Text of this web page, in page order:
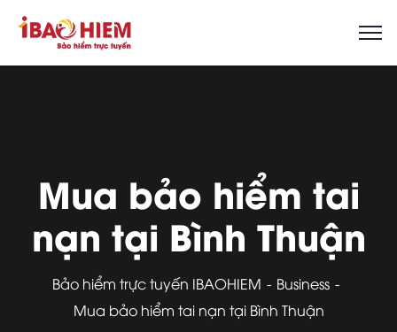
Mua bảo hiểm tai
nạn tại Bình Thuận
Bảo hiểm trực tuyến IBAOHIEM
Business
Mua bảo hiểm tai nạn tại Bình Thuận